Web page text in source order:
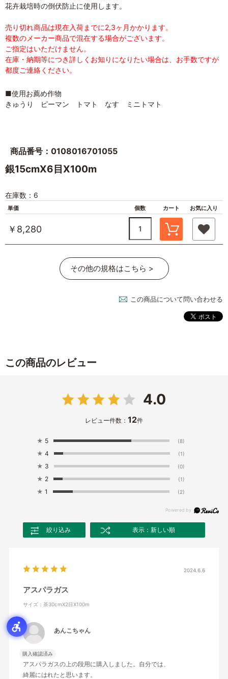
花卉栽培時の倒伏防止に使用します。
売り切れ商品は現在入荷までに2,3ヶ月かかります。
複数のメーカー商品で混在する場合がございます。
ご指定はいただけません。
在庫・納期等につき詳しくお知りになりたい場合は、お手数ですが
都度ご連絡ください。
■使用お薦め作物
きゅうり ピーマン トマト なす ミニトマト
商品番号：0108016701055
銀15cmX6目X100m
在庫数：6
単価 個数 カート お気に入り
￥8,280
その他の規格はこちら >
この商品について問い合わせる
この商品のレビュー
4.0
レビュー件数： 12件
★ 5 (8)
★ 4 (1)
★ 3 (0)
★ 2 (1)
★ 1 (2)
絞り込み 表示：新しい順
2024.6.6
アスパラガス
サイズ：茶30cmX2目X100m
あんこちゃん
購入確認済み
アスパラガスの上の段用に購入しました。自分では、
綺麗にはれたと思います。